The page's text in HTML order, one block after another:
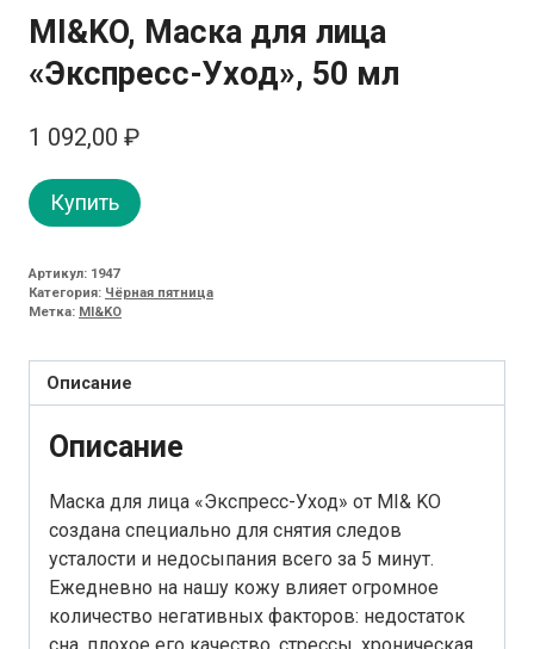
MI&KO, Маска для лица
«Экспресс-Уход», 50 мл
1 092,00 ₽
Купить
Артикул: 1947
Категория: Чёрная пятница
Метка: MI&KO
Описание
Описание
Маска для лица «Экспресс-Уход» от MI& KO
создана специально для снятия следов
усталости и недосыпания всего за 5 минут.
Ежедневно на нашу кожу влияет огромное
количество негативных факторов: недостаток